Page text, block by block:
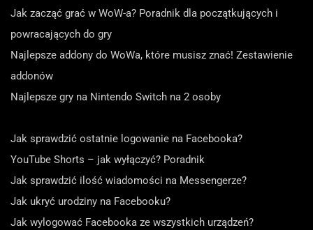
Jak zacząć grać w WoW-a? Poradnik dla początkujących i
powracających do gry
Najlepsze addony do WoWa, które musisz znać! Zestawienie
addonów
Najlepsze gry na Nintendo Switch na 2 osoby
Jak sprawdzić ostatnie logowanie na Facebooka?
YouTube Shorts – jak wyłączyć? Poradnik
Jak sprawdzić ilość wiadomości na Messengerze?
Jak ukryć urodziny na Facebooku?
Jak wylogować Facebooka ze wszystkich urządzeń?